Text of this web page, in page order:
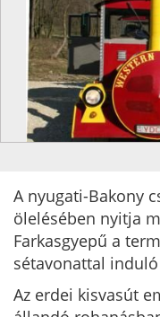
A nyugati-Bakony
ölelésében nyitja
Farkasgyepű a
sétavonattal
Az erdei kisvasút